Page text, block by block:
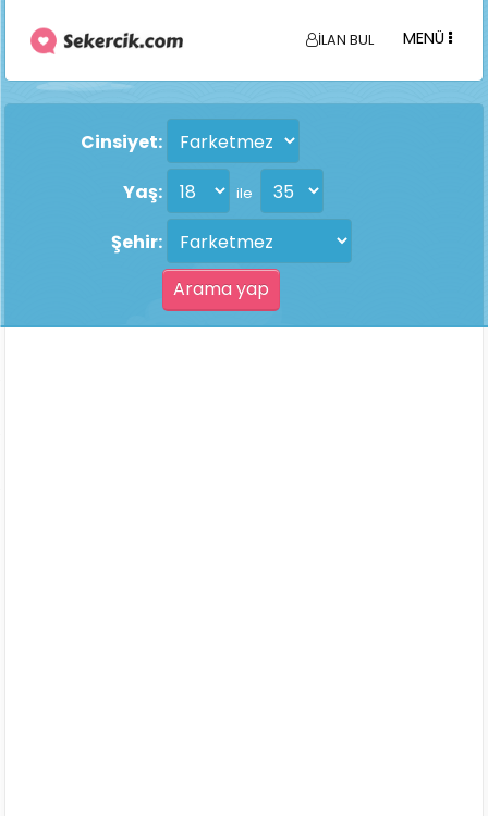
İLAN BUL MENÜ
Cinsiyet:
Yaş:
ile
Şehir: